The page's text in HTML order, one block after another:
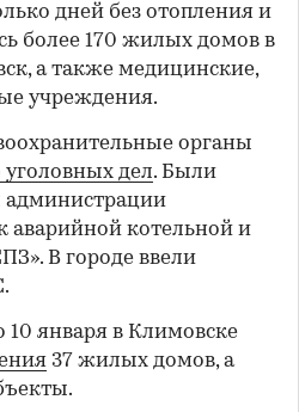
дней без отопления и
более 170 жилых домов в
а также медицинские,
учреждения.
органы
уголовных дел. Были
администрации
аварийной котельной и
В городе ввели
10 января в Климовске
37 жилых домов, а